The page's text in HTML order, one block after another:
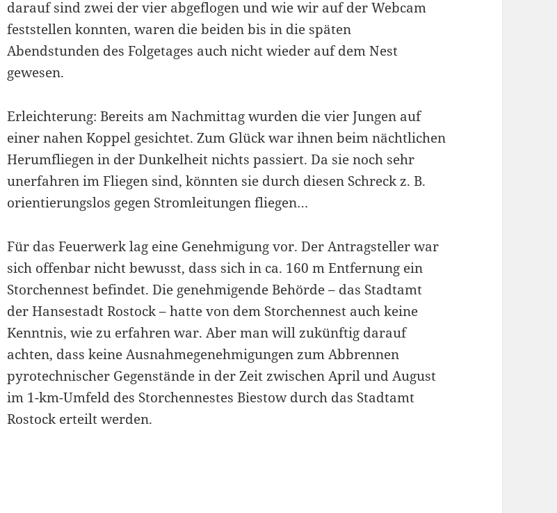
darauf sind zwei der vier abgeflogen und wie wir auf der Webcam
feststellen konnten, waren die beiden bis in die späten
Abendstunden des Folgetages auch nicht wieder auf dem Nest
gewesen.
Erleichterung: Bereits am Nachmittag wurden die vier Jungen auf
einer nahen Koppel gesichtet. Zum Glück war ihnen beim nächtlichen
Herumfliegen in der Dunkelheit nichts passiert. Da sie noch sehr
unerfahren im Fliegen sind, könnten sie durch diesen Schreck z. B.
orientierungslos gegen Stromleitungen fliegen…
Für das Feuerwerk lag eine Genehmigung vor. Der Antragsteller war
sich offenbar nicht bewusst, dass sich in ca. 160 m Entfernung ein
Storchennest befindet. Die genehmigende Behörde – das Stadtamt
der Hansestadt Rostock – hatte von dem Storchennest auch keine
Kenntnis, wie zu erfahren war. Aber man will zukünftig darauf
achten, dass keine Ausnahmegenehmigungen zum Abbrennen
pyrotechnischer Gegenstände in der Zeit zwischen April und August
im 1-km-Umfeld des Storchennestes Biestow durch das Stadtamt
Rostock erteilt werden.